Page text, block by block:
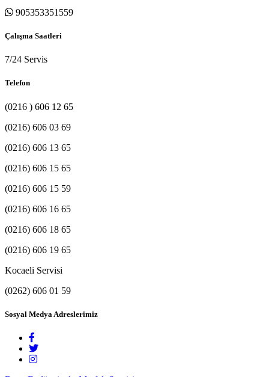
905353351559
Çalışma Saatleri
7/24 Servis
Telefon
(0216 ) 606 12 65
(0216) 606 03 69
(0216) 606 13 65
(0216) 606 15 65
(0216) 606 15 59
(0216) 606 16 65
(0216) 606 18 65
(0216) 606 19 65
Kocaeli Servisi
(0262) 606 01 59
Sosyal Medya Adreslerimiz